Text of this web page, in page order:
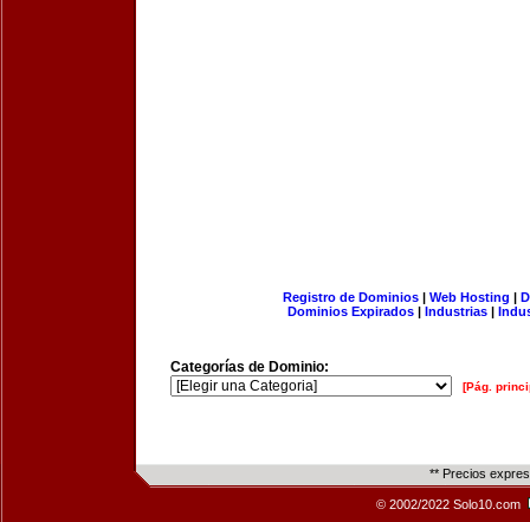
Registro de Dominios| Web Hosting |
Dominios Expirados | Industrias |
Categorías de Dominio:
[Pág.
** Precios
© 2002/2022 Solo10.com